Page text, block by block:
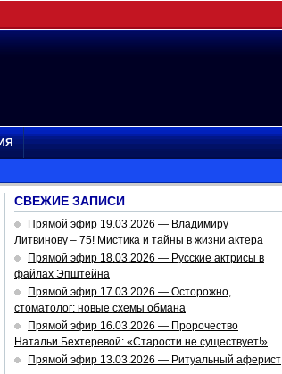
СВЕЖИЕ ЗАПИСИ
Прямой эфир 19.03.2026 — Владимиру
Литвинову – 75! Мистика и тайны в жизни актера
Прямой эфир 18.03.2026 — Русские актрисы в
файлах Эпштейна
Прямой эфир 17.03.2026 — Осторожно,
стоматолог: новые схемы обмана
Прямой эфир 16.03.2026 — Пророчество
Натальи Бехтеревой: «Старости не существует!»
Прямой эфир 13.03.2026 — Ритуальный аферист